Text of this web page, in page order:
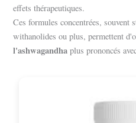
effets thérapeutiques.
Ces formules concentrées, souvent
withanolides ou plus, permettent
l'ashwagandha plus prononcés